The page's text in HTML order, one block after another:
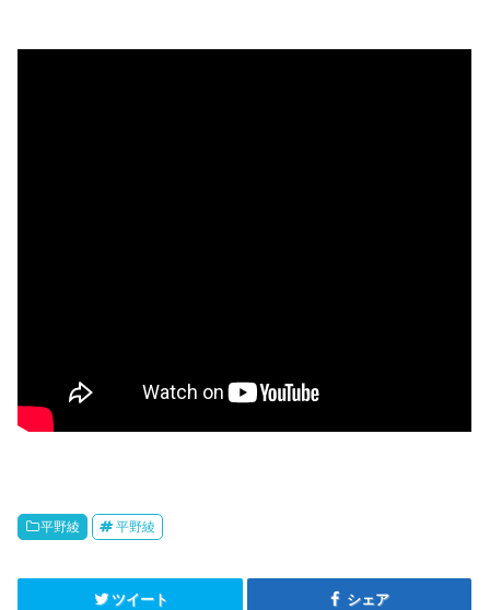
平野綾 平野綾
ツイート シェア